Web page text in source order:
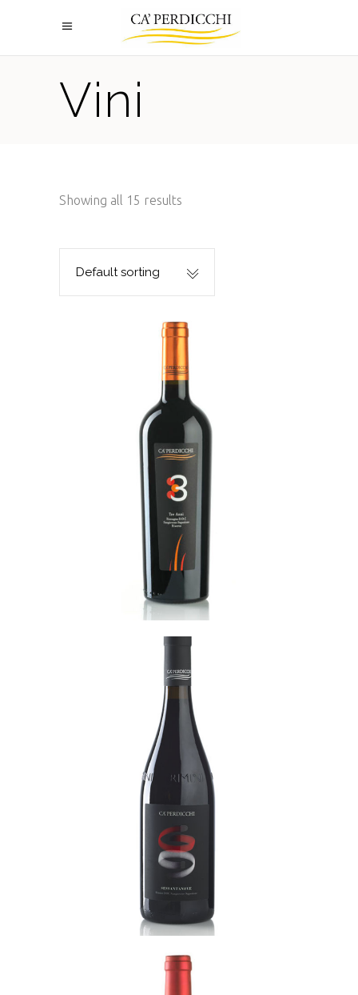
Vini
Showing all 15 results
Default sorting
3
READ MORE
69
READ MORE